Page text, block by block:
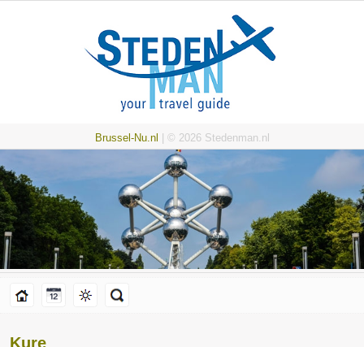
Brussel-Nu.nl | © 2026 Stedenman.nl
Kure